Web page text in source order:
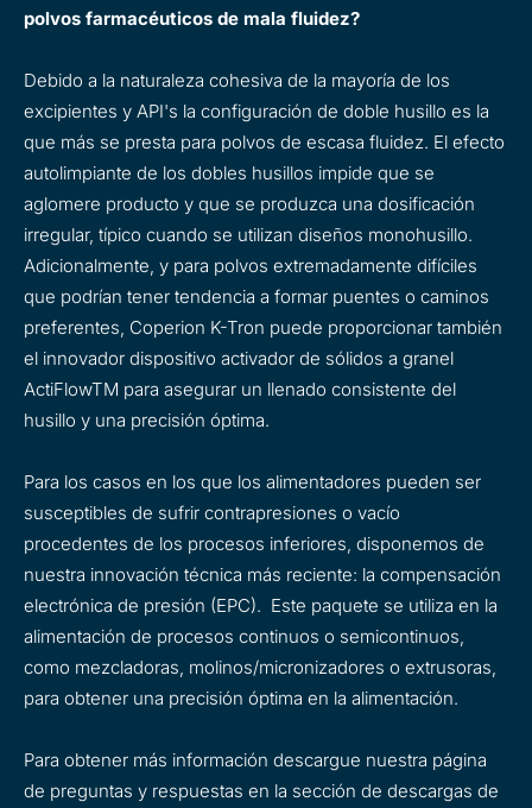
polvos farmacéuticos de mala fluidez?
Debido a la naturaleza cohesiva de la mayoría de los
excipientes y API's la configuración de doble husillo es la
que más se presta para polvos de escasa fluidez. El efecto
autolimpiante de los dobles husillos impide que se
aglomere producto y que se produzca una dosificación
irregular, típico cuando se utilizan diseños monohusillo.
Adicionalmente, y para polvos extremadamente difíciles
que podrían tener tendencia a formar puentes o caminos
preferentes, Coperion K-Tron puede proporcionar también
el innovador dispositivo activador de sólidos a granel
ActiFlowTM para asegurar un llenado consistente del
husillo y una precisión óptima.
Para los casos en los que los alimentadores pueden ser
susceptibles de sufrir contrapresiones o vacío
procedentes de los procesos inferiores, disponemos de
nuestra innovación técnica más reciente: la compensación
electrónica de presión (EPC). Este paquete se utiliza en la
alimentación de procesos continuos o semicontinuos,
como mezcladoras, molinos/micronizadores o extrusoras,
para obtener una precisión óptima en la alimentación.
Para obtener más información descargue nuestra página
de preguntas y respuestas en la sección de descargas de